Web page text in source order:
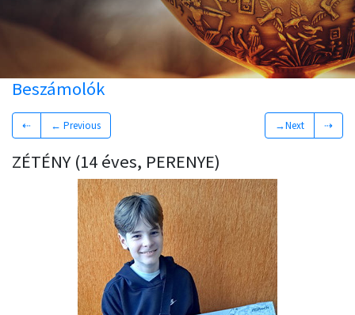
Beszámolók
⇠ ← Previous →Next ⇢
ZÉTÉNY (14 éves, PERENYE)